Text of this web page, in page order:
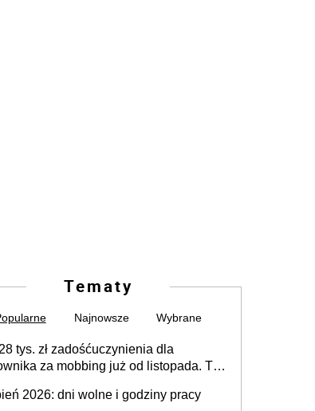
Tematy
Najnowsze Wybrane
tys. zł zadośćuczynienia dla
za mobbing już od listopada. To
2026: dni wolne i godziny pracy